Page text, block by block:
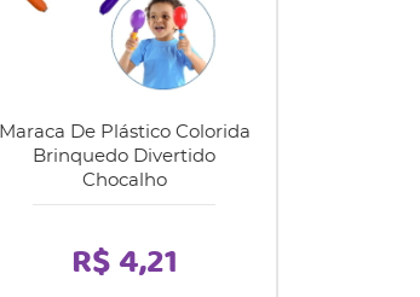
Maraca De Plástico Colorida
Brinquedo Divertido
Chocalho
R$ 4,21